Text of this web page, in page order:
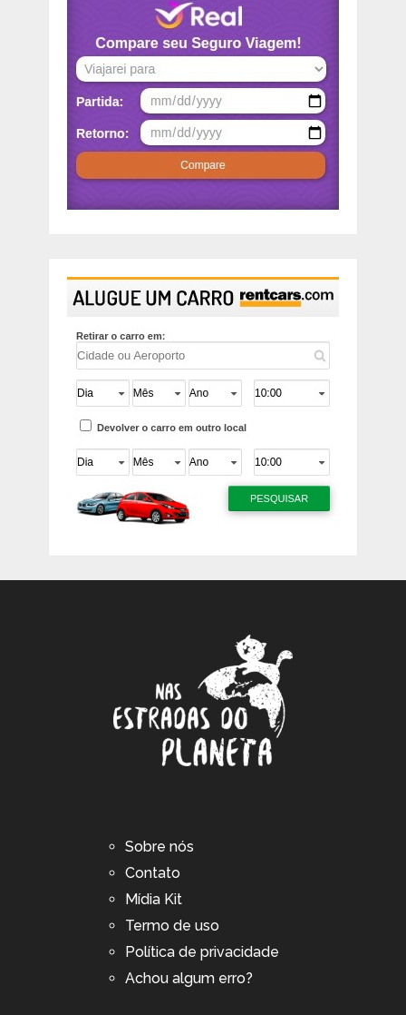
Sobre nós
Contato
Mídia Kit
Termo de uso
Política de privacidade
Achou algum erro?